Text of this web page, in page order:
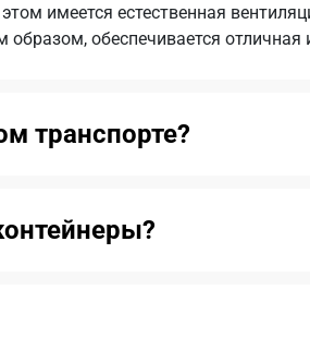
имеется естественная
обеспечивается отличная
транспорте?